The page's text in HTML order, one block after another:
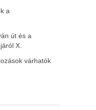
a
út és a
X.
várhatók